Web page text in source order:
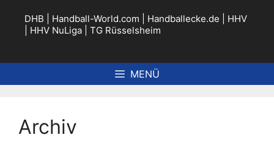
springen
DHB Handball-World.com Handballecke.de
HHV
HHV NuLiga TG Rüsselsheim
MENÜ
Archiv